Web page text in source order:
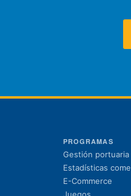
PROGRAMAS
Gestión portuaria
Estadísticas
E-Commerce